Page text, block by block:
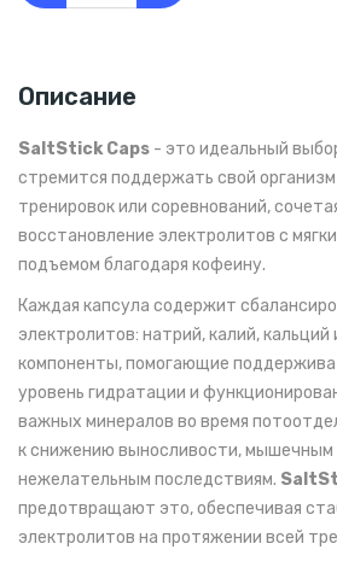
Описание
SaltStick Caps - это идеальный
стремится поддержать свой
тренировок или соревнований,
восстановление электролитов с
подъемом благодаря кофеину.
Каждая капсула содержит
электролитов: натрий, калий,
компоненты, помогающие
уровень гидратации и
важных минералов во время
к снижению выносливости, мышечным
нежелательным последствиям.
предотвращают это, обеспечивая
электролитов на протяжении всей